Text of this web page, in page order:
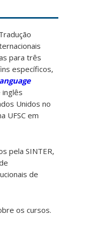
para três
específicos,
Unidos no
UFSC em
pela SINTER,
de
os cursos.